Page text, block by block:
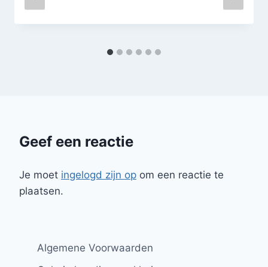
Geef een reactie
Je moet ingelogd zijn op om een reactie te
plaatsen.
Algemene Voorwaarden